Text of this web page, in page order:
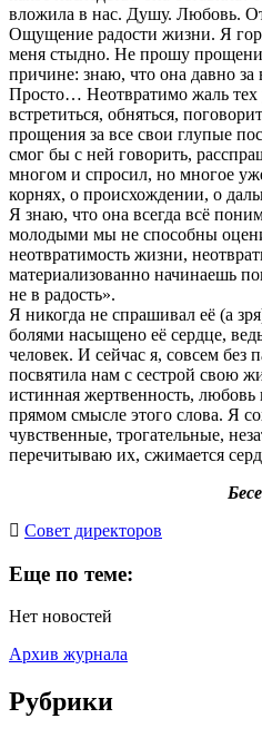
вложила в нас. Душу. Любовь.
Ощущение радости жизни. Я
меня стыдно. Не прошу
причине: знаю, что она давно за
Просто… Неотвратимо жаль
встретиться, обняться,
прощения за все свои глупые
смог бы с ней говорить,
многом и спросил, но многое
корнях, о происхождении, о
Я знаю, что она всегда всё
молодыми мы не способны
неотвратимость жизни,
материализованно начинаешь
не в радость».
Я никогда не спрашивал её (а
болями насыщено её сердце,
человек. И сейчас я, совсем без
посвятила нам с сестрой свою
истинная жертвенность,
прямом смысле этого слова. Я
чувственные, трогательные,
перечитываю их, сжимается
Cовет директоров
Еще по теме:
Нет новостей
Архив журнала
Рубрики